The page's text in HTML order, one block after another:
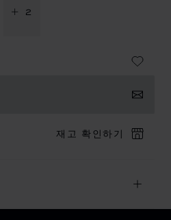
+ 2
재고 확인하기